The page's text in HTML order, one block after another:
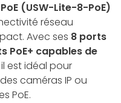
(USW-Lite-8-PoE)
réseau
Avec ses 8 ports
PoE+ capables de
il est idéal pour
caméras IP ou
PoE.